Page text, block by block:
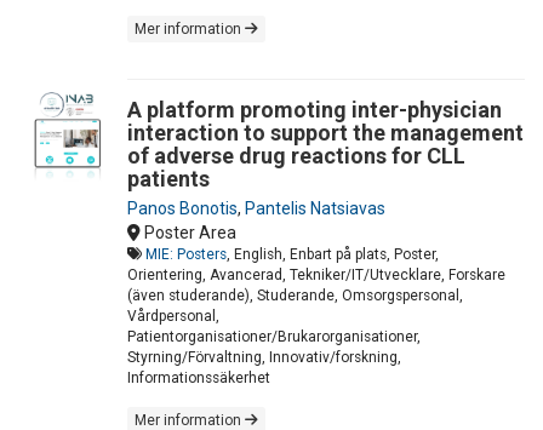
Mer information
A platform promoting inter-physician
interaction to support the management
of adverse drug reactions for CLL
patients
Panos Bonotis, Pantelis Natsiavas
Poster Area
MIE: Posters , English, Enbart på plats, Poster,
Orientering, Avancerad, Tekniker/IT/Utvecklare, Forskare
(även studerande), Studerande, Omsorgspersonal,
Vårdpersonal,
Patientorganisationer/Brukarorganisationer,
Styrning/Förvaltning, Innovativ/forskning,
Informationssäkerhet
Mer information